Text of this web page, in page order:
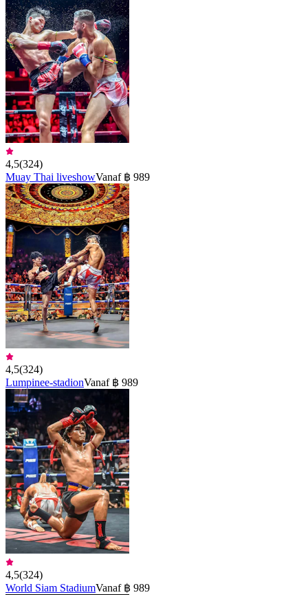
4,5(324)
Muay Thai liveshowVanaf ฿ 989
4,5(324)
Lumpinee-stadionVanaf ฿ 989
4,5(324)
World Siam StadiumVanaf ฿ 989